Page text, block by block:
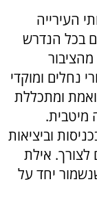
העירייה
בכל הנדרש
נחלים ומוקדי
ומתכללת
מיטבית.
וביציאות
אילת
יחד על